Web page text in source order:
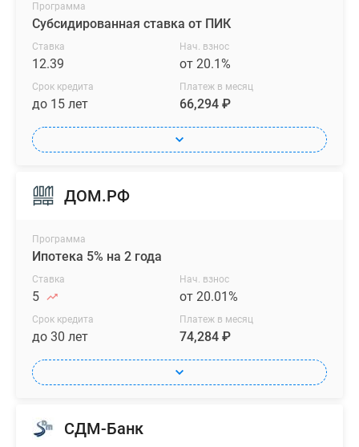
расстоянии
дороги.
Новое
детское
пространство
«Остров»
воплощает
бесконечной
игры.
площадки
это
ещё
игровой
элемент,
который
детям
придумывать
Программа
Субсидированная ставка от ПИК
Ставка
12.39
Нач. взнос
от 20.1%
Срок кредита
до 15 лет
Платеж в месяц
66,294 ₽
ДОМ.РФ
Программа
Ипотека 5% на 2 года
Ставка
5
Нач. взнос
от 20.01%
Срок кредита
до 30 лет
Платеж в месяц
74,284 ₽
СДМ-Банк